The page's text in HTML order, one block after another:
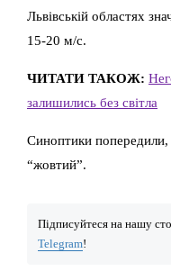
Львівській областях
15-20 м/с.
ЧИТАТИ ТАКОЖ:
залишились без світла
Синоптики попередили,
“жовтий”.
Підписуйтеся на нашу
Telegram!